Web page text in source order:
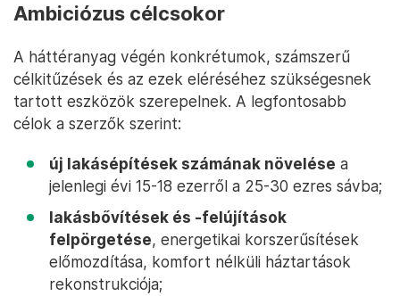
Ambiciózus célcsokor
A háttéranyag végén konkrétumok, számszerű
célkitűzések és az ezek eléréséhez szükségesnek
tartott eszközök szerepelnek. A legfontosabb
célok a szerzők szerint:
új lakásépítések számának növelése a
jelenlegi évi 15-18 ezerről a 25-30 ezres sávba;
lakásbővítések és -felújítások
felpörgetése, energetikai korszerűsítések
előmozdítása, komfort nélküli háztartások
rekonstrukciója;